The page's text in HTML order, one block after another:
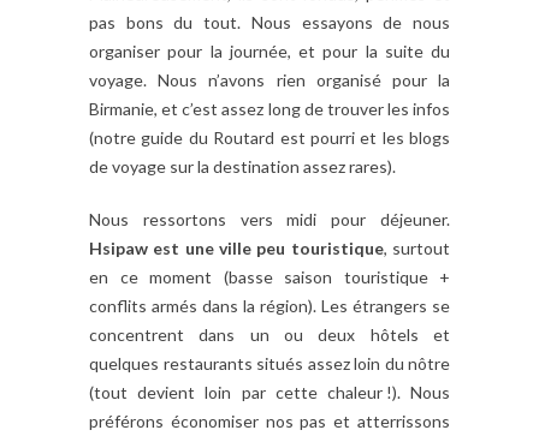
pas bons du tout. Nous essayons de nous
organiser pour la journée, et pour la suite du
voyage. Nous n’avons rien organisé pour la
Birmanie, et c’est assez long de trouver les infos
(notre guide du Routard est pourri et les blogs
de voyage sur la destination assez rares).
Nous ressortons vers midi pour déjeuner.
Hsipaw est une ville peu touristique, surtout
en ce moment (basse saison touristique +
conflits armés dans la région). Les étrangers se
concentrent dans un ou deux hôtels et
quelques restaurants situés assez loin du nôtre
(tout devient loin par cette chaleur !). Nous
préférons économiser nos pas et atterrissons